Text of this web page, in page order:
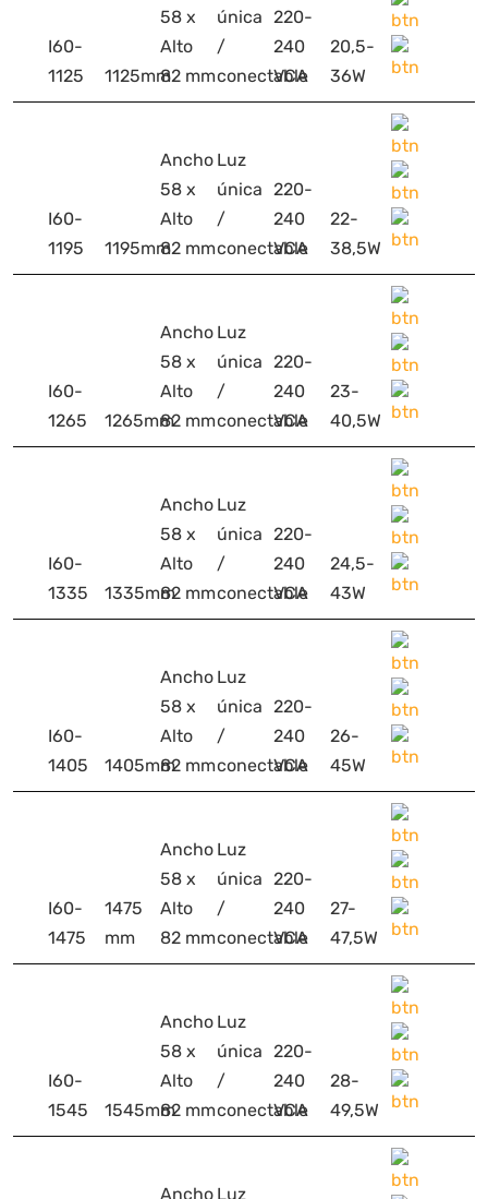
I60-
1125
1125mm
58 x
Alto
82 mm
única
/
conectable
220-
240
VCA
20,5-
36W
I60-
1195
1195mm
Ancho
58 x
Alto
82 mm
Luz
única
/
conectable
220-
240
VCA
22-
38,5W
I60-
1265
1265mm
Ancho
58 x
Alto
82 mm
Luz
única
/
conectable
220-
240
VCA
23-
40,5W
I60-
1335
1335mm
Ancho
58 x
Alto
82 mm
Luz
única
/
conectable
220-
240
VCA
24,5-
43W
I60-
1405
1405mm
Ancho
58 x
Alto
82 mm
Luz
única
/
conectable
220-
240
VCA
26-
45W
I60-
1475
1475
mm
Ancho
58 x
Alto
82 mm
Luz
única
/
conectable
220-
240
VCA
27-
47,5W
I60-
1545
1545mm
Ancho
58 x
Alto
82 mm
Luz
única
/
conectable
220-
240
VCA
28-
49,5W
Ancho Luz